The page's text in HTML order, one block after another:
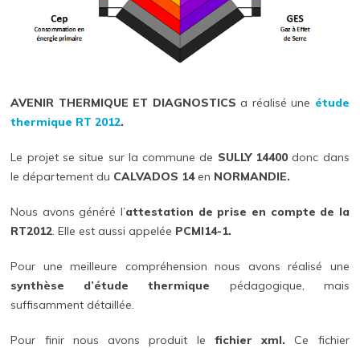
AVENIR THERMIQUE ET DIAGNOSTICS a réalisé une étude
thermique RT 2012.
Le projet se situe sur la commune de SULLY 14400donc dans
le département du CALVADOS 14en NORMANDIE.
Nous avons généré l’attestation de prise en compte de la
RT2012. Elle est aussi appelée PCMI14-1.
Pour une meilleure compréhension nous avons réalisé une
synthèse d’étude thermique pédagogique, mais
suffisamment détaillée.
Pour finir nous avons produit le fichier xml. Ce fichier